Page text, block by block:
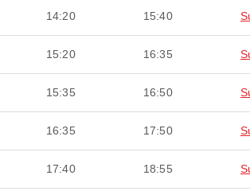
14:20 15:40
15:20 16:35
15:35 16:50
16:35 17:50
17:40 18:55